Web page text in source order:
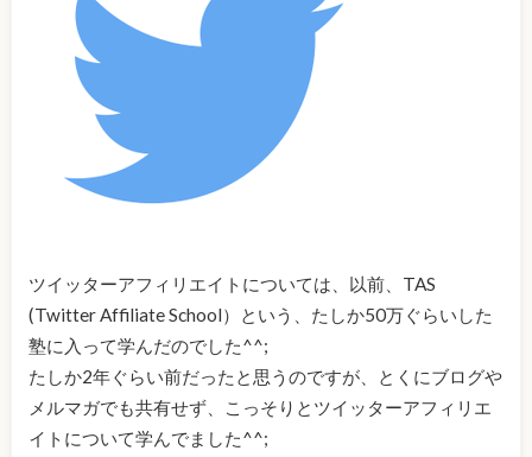
ツイッターアフィリエイトについては、以前、TAS
(Twitter Affiliate School）という、たしか50万ぐらいした
塾に入って学んだのでした^^;
たしか2年ぐらい前だったと思うのですが、とくにブログや
メルマガでも共有せず、こっそりとツイッターアフィリエ
イトについて学んでました^^;